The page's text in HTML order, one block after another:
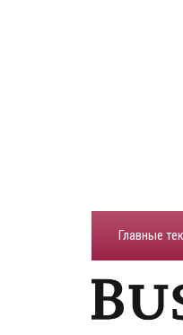
Главные